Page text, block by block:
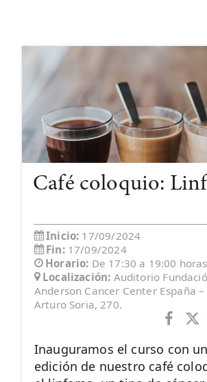
Café coloquio:
Inicio: 17/09/2024
Fin: 17/09/2024
Horario: De 17:30 a 19:00 horas
Localización: Auditorio
Anderson Cancer Center España
Arturo Soria, 270.
Inauguramos el curso con
edición de nuestro café